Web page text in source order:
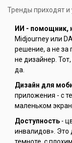
Тренды приходят и
ИИ - помощник,
Midjourney или
решение, а не за
не дизайнер.
да.
Дизайн для
приложения - с
маленьком
Доступность -
инвалидов». Это